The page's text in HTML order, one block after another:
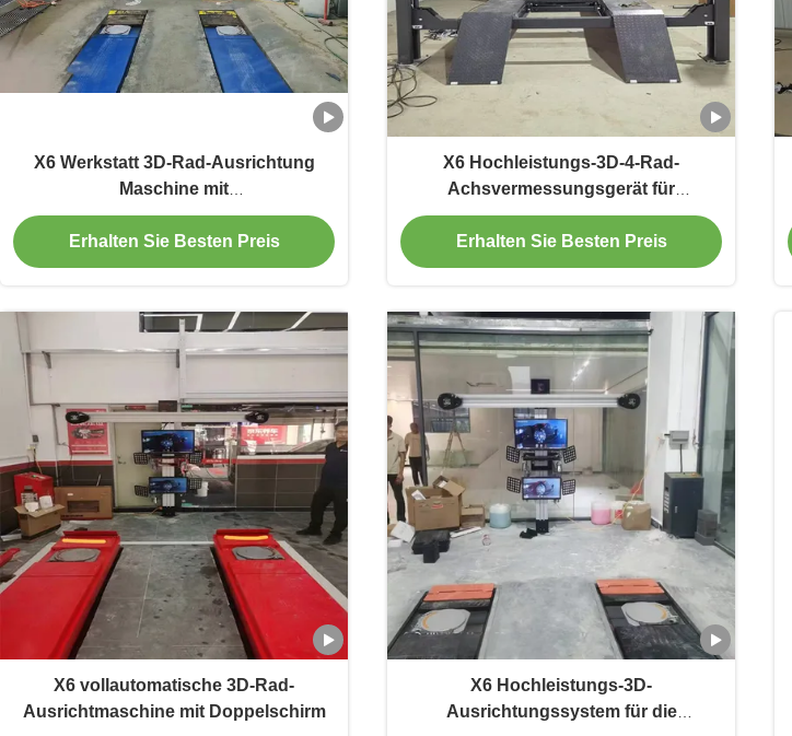
X6 Werkstatt 3D-Rad-Ausrichtung
Maschine mit
Hochgeschwindigkeitsverarbeitung
Erhalten Sie Besten Preis
X6 Hochleistungs-3D-4-Rad-
Achsvermessungsgerät für
Präzisionsmechanik
Erhalten Sie Besten Preis
X6 vollautomatische 3D-Rad-
Ausrichtmaschine mit Doppelschirm
X6 Hochleistungs-3D-
Ausrichtungssystem für die